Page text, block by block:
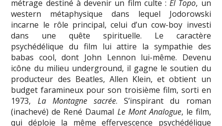
métrage destiné à devenir un film culte :El Topo, un
western métaphysique dans lequel Jodorowski
incarne le rôle principal, celui d’un cow-boy investi
dans une quête spirituelle. Le caractère
psychédélique du film lui attire la sympathie des
babas cool, dont John Lennon lui-même. Devenu
icône du milieu underground, il gagne le soutien du
producteur des Beatles, Allen Klein, et obtient un
budget faramineux pour son troisième film, sorti en
1973, La Montagne sacrée. S’inspirant du roman
(inachevé) de René Daumal Le Mont Analogue, le film,
qui déploie la même effervescence psychédélique